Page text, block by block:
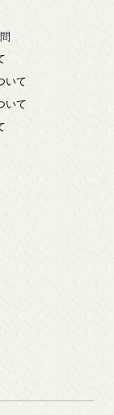
いて
いて